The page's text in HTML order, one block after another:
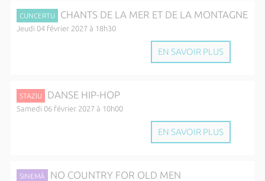
CUNCERTU CHANTS DE LA MER ET DE LA MONTAGNE
Jeudi 04 février 2027 à 18h30
EN SAVOIR PLUS
STAZIU DANSE HIP-HOP
Samedi 06 février 2027 à 10h00
EN SAVOIR PLUS
SINEMÀ NO COUNTRY FOR OLD MEN